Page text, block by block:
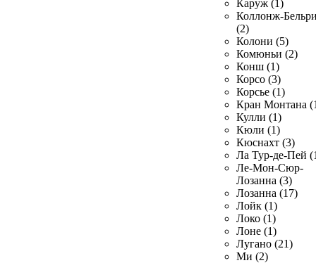
Каруж (1)
Коллонж-
(2)
Колони (5)
Комюньи (2)
Конш (1)
Корсо (3)
Корсье (1)
Кран Монтана
Кулли (1)
Кюли (1)
Кюснахт (3)
Ла Тур-де-Пей
Ле-Мон-Сюр-
Лозанна (3)
Лозанна (17)
Лойк (1)
Локо (1)
Лоне (1)
Лугано (21)
Ми (2)